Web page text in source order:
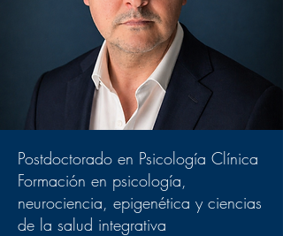
Postdoctorado en Psicología Clínica
Formación en psicología,
neurociencia, epigenética y ciencias
de la salud integrativa